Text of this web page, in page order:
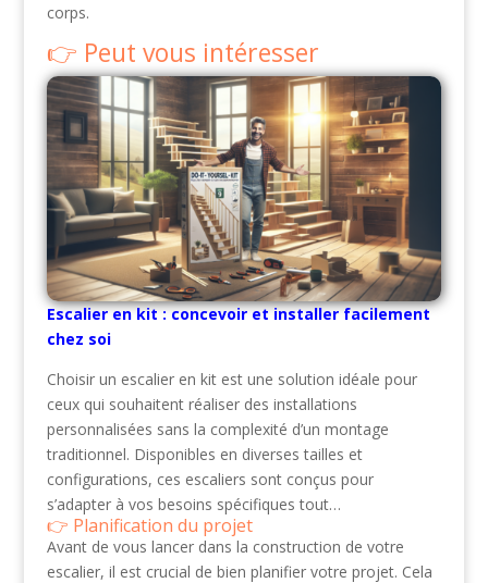
corps.
Peut vous intéresser
Escalier en kit : concevoir et installer facilement
chez soi
Choisir un escalier en kit est une solution idéale pour
ceux qui souhaitent réaliser des installations
personnalisées sans la complexité d’un montage
traditionnel. Disponibles en diverses tailles et
configurations, ces escaliers sont conçus pour
s’adapter à vos besoins spécifiques tout…
Planification du projet
Avant de vous lancer dans la construction de votre
escalier, il est crucial de bien planifier votre projet. Cela